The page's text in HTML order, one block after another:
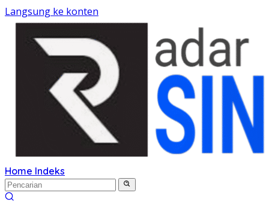
Langsung ke konten
Home Indeks